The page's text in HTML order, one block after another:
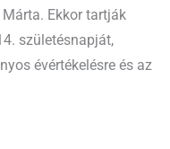
Ekkor tartják
születésnapját,
évértékelésre és az